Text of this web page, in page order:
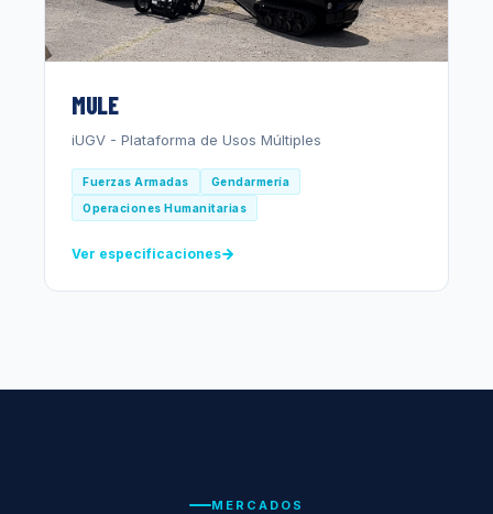
MULE
iUGV - Plataforma de Usos Múltiples
Fuerzas Armadas
Gendarmería
Operaciones Humanitarias
Ver especificaciones
MERCADOS